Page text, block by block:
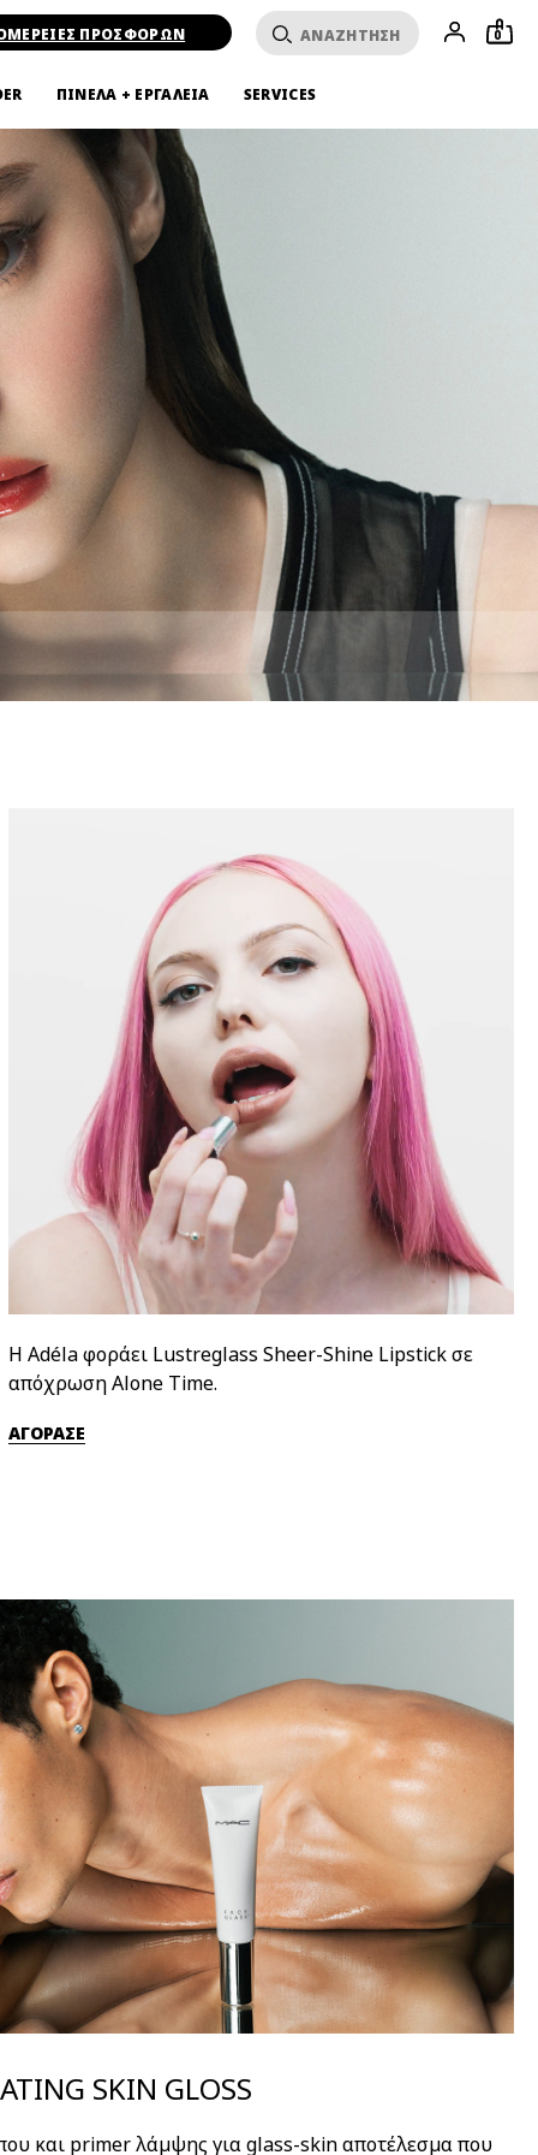
ΠΡΟΣΦΟΡΩΝ 0
ΠΙΝΕΛΑ + ΕΡΓΑΛΕΙΑ SERVICES
Η Adéla φοράει Lustreglass Sheer-Shine Lipstick σε
απόχρωση Alone Time.
ΑΓΟΡΑΣΕ
SKIN GLOSS
και primer λάμψης για glass-skin αποτέλεσμα που